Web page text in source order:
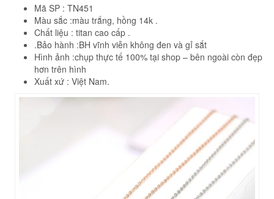
Mã SP : TN451
Màu sắc :màu trắng, hồng 14k .
Chất liệu : titan cao cấp .
.Bảo hành :BH vĩnh viễn không đen và gỉ sắt
Hình ảnh :chụp thực tế 100% tại shop – bên ngoài còn đẹp
hơn trên hình
Xuất xứ : Việt Nam.